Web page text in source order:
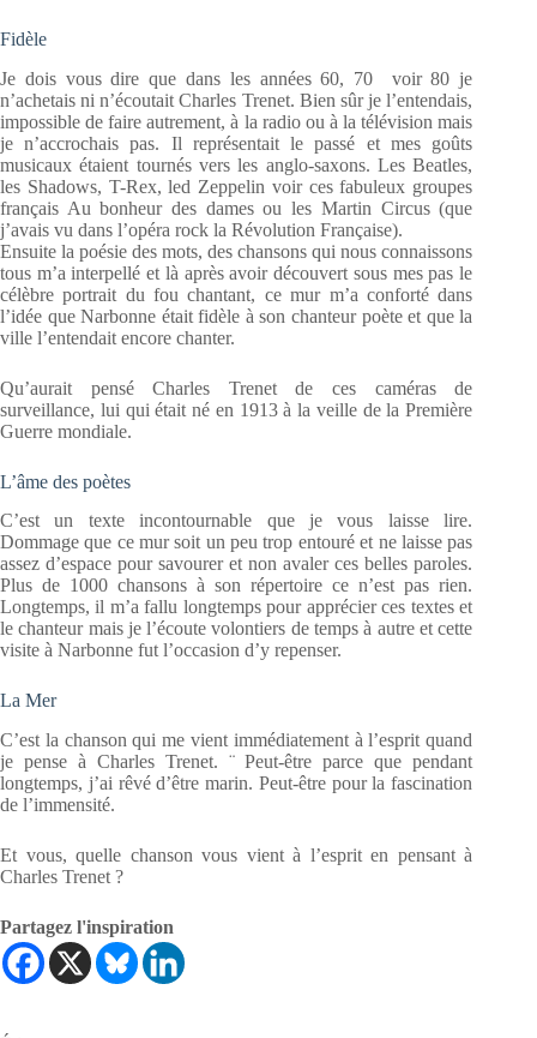
Fidèle
Je dois vous dire que dans les années 60, 70 voir 80 je
n’achetais ni n’écoutait Charles Trenet. Bien sûr je l’entendais,
impossible de faire autrement, à la radio ou à la télévision mais
je n’accrochais pas. Il représentait le passé et mes goûts
musicaux étaient tournés vers les anglo-saxons. Les Beatles,
les Shadows, T-Rex, led Zeppelin voir ces fabuleux groupes
français Au bonheur des dames ou les Martin Circus (que
j’avais vu dans l’opéra rock la Révolution Française).
Ensuite la poésie des mots, des chansons qui nous connaissons
tous m’a interpellé et là après avoir découvert sous mes pas le
célèbre portrait du fou chantant, ce mur m’a conforté dans
l’idée que Narbonne était fidèle à son chanteur poète et que la
ville l’entendait encore chanter.
Qu’aurait pensé Charles Trenet de ces caméras de
surveillance, lui qui était né en 1913 à la veille de la Première
Guerre mondiale.
L’âme des poètes
C’est un texte incontournable que je vous laisse lire.
Dommage que ce mur soit un peu trop entouré et ne laisse pas
assez d’espace pour savourer et non avaler ces belles paroles.
Plus de 1000 chansons à son répertoire ce n’est pas rien.
Longtemps, il m’a fallu longtemps pour apprécier ces textes et
le chanteur mais je l’écoute volontiers de temps à autre et cette
visite à Narbonne fut l’occasion d’y repenser.
La Mer
C’est la chanson qui me vient immédiatement à l’esprit quand
je pense à Charles Trenet. ¨ Peut-être parce que pendant
longtemps, j’ai rêvé d’être marin. Peut-être pour la fascination
de l’immensité.
Et vous, quelle chanson vous vient à l’esprit en pensant à
Charles Trenet ?
Partagez l'inspiration